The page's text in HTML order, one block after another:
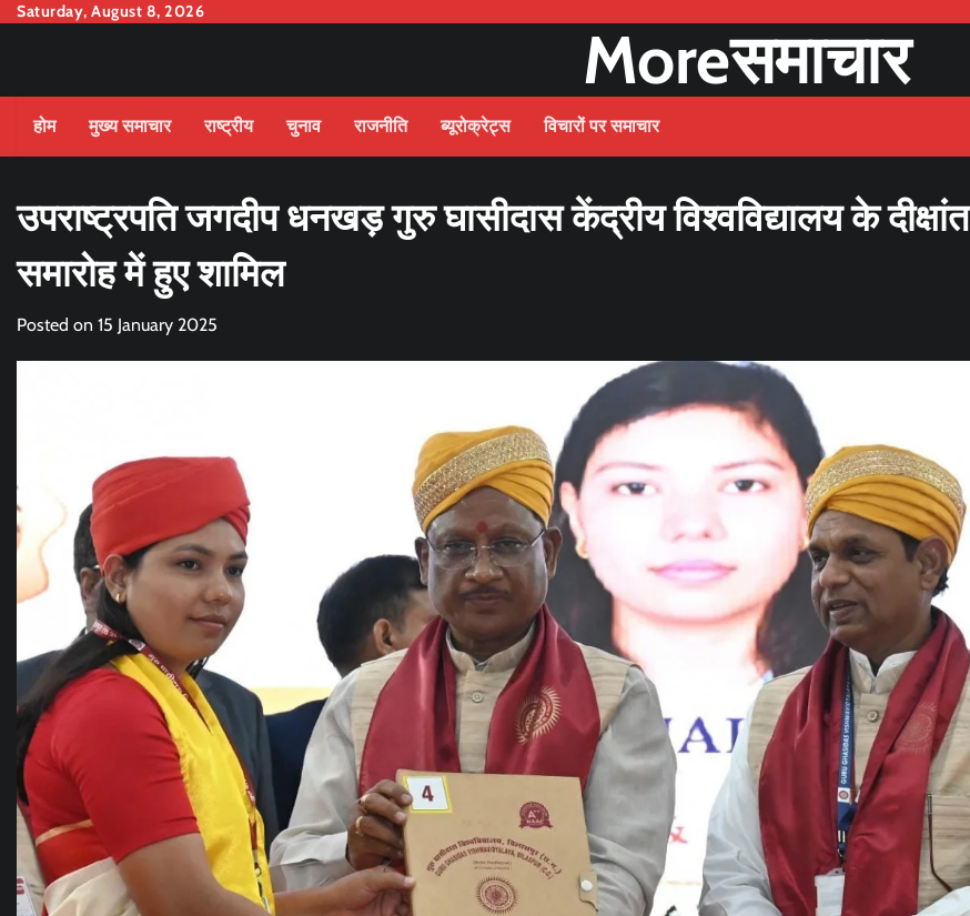
SkipSaturday, August 8, 2026
Moreसमाचार
होम मुख्य समाचार राष्ट्रीय चुनाव राजनीति ब्यूरोक्रेट्स विचारों पर समाचार
उपराष्ट्रपति जगदीप धनखड़ गुरु घासीदास केंद्रीय विश्वविद्यालय के दीक्षांत
समारोह में हुए शामिल
Posted on 15 January 2025
छत्तीसगढ़ ब्यूरोक्रेट्स मुख्य समाचार राजनीति
मुख्यमंत्री साय से 2025 बैच के प्रशिक्षु डिप्टी
कलेक्टरों ने की मुलाकात
Moresamachar.com 5 August 2026 0